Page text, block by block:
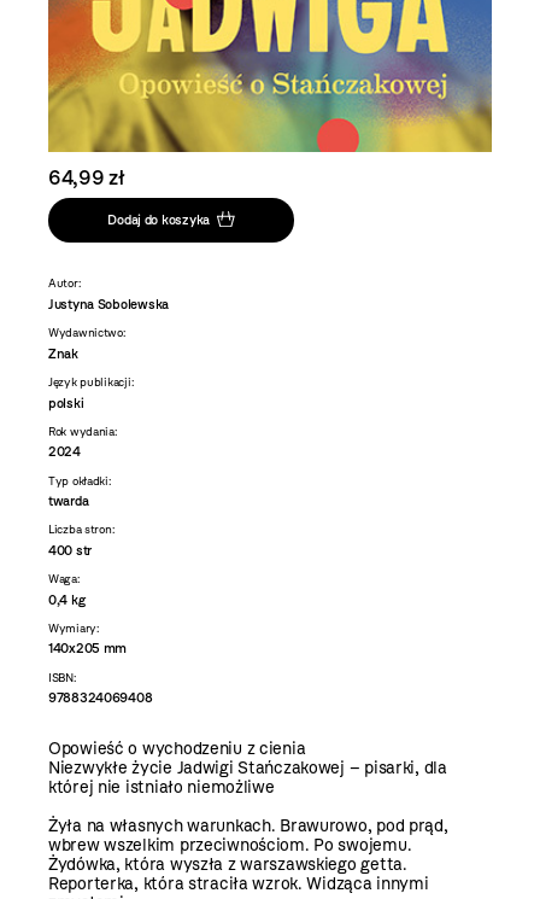
64,99 zł
Dodaj do koszyka
Autor:
Justyna Sobolewska
Wydawnictwo:
Znak
Język publikacji:
polski
Rok wydania:
2024
Typ okładki:
twarda
Liczba stron:
400 str
Waga:
0,4 kg
Wymiary:
140x205 mm
ISBN:
9788324069408
Opowieść o wychodzeniu z cienia
Niezwykłe życie Jadwigi Stańczakowej – pisarki, dla
której nie istniało niemożliwe
Żyła na własnych warunkach. Brawurowo, pod prąd,
wbrew wszelkim przeciwnościom. Po swojemu.
Żydówka, która wyszła z warszawskiego getta.
Reporterka, która straciła wzrok. Widząca innymi